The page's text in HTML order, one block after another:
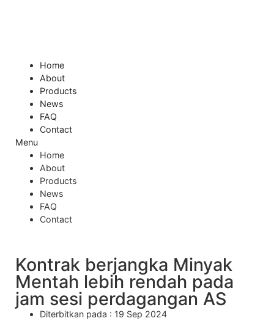
Home
About
Products
News
FAQ
Contact
Menu
Home
About
Products
News
FAQ
Contact
Kontrak berjangka Minyak
Mentah lebih rendah pada
jam sesi perdagangan AS
Diterbitkan pada : 19 Sep 2024